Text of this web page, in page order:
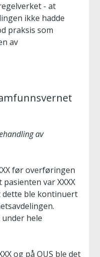
- at
ikke hadde
praksis som
av
av
før overføringen
var XXXX
dette ble kontinuert
hele
og på OUS ble det